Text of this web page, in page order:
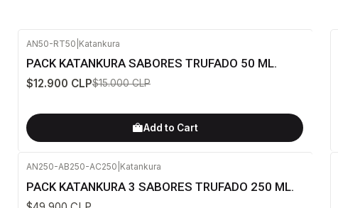
AN50-RT50 Katankura
PACK KATANKURA SABORES TRUFADO 50 ML.
$12.900 CLP$15.000 CLP
Add to Cart
AN250-AB250-AC250 Katankura
PACK KATANKURA 3 SABORES TRUFADO 250 ML.